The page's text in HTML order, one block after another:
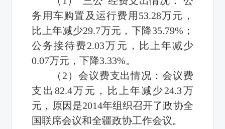
务用车购置及运行费用53.28万元，
比上年减少29.7万元，下降35.79%；
公务接待费2.03万元，比上年减少
0.07万元，下降3.33%。
（2）会议费支出情况：会议费
支出82.4万元，比上年减少24.3万
元，原因是2014年组织召开了政协全
国联席会议和全疆政协工作会议。